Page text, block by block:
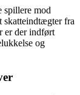
spillere mod
skatteindtægter fra
er der indført
og